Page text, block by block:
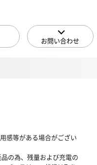
お問い合わせ
感等がある場合がござい
の為、残量および充電の